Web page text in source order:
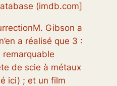
(imdb.com]
M. Gibson a
a réalisé que 3 :
de scie à métaux
ici) ; et un film